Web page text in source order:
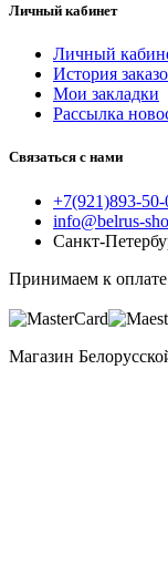
Личный кабинет
Личный
История
Мои закладки
Рассылка
Связаться с нами
+7(921)893-50-
info@belrus-
Санкт-
Принимаем к
Магазин